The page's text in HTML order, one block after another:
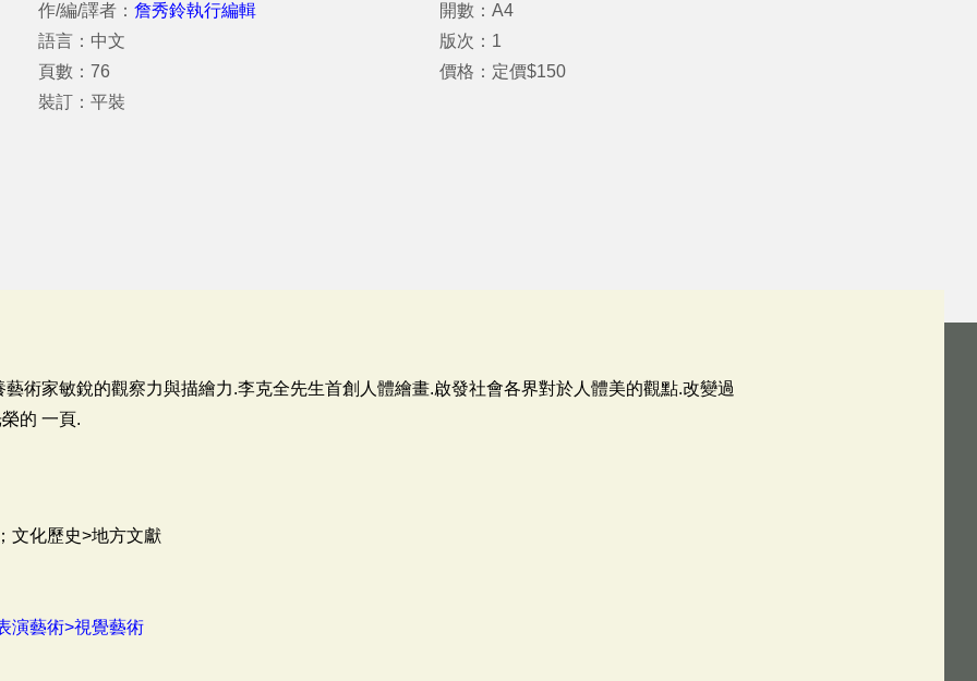
作/編/譯者： 詹秀鈴執行編輯
語言：中文
頁數：76
裝訂：平裝
開數：A4
版次：1
價格：定價$150
術家敏銳的觀察力與描繪力.李克全先生首創人體繪畫.啟發社會各界對於人體美的觀點.改變過
的 一頁.
文化歷史>地方文獻
演藝術>視覺藝術